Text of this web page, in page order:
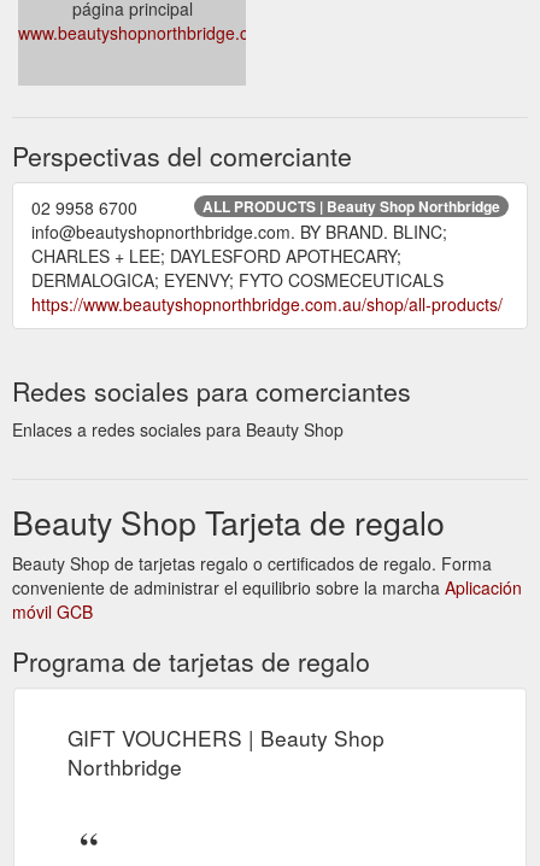
página principal
www.beautyshopnorthbridge.com.au
Perspectivas del comerciante
ALL PRODUCTS | Beauty Shop Northbridge
02 9958 6700
info@beautyshopnorthbridge.com. BY BRAND. BLINC;
CHARLES + LEE; DAYLESFORD APOTHECARY;
DERMALOGICA; EYENVY; FYTO COSMECEUTICALS
https://www.beautyshopnorthbridge.com.au/shop/all-products/
Redes sociales para comerciantes
Enlaces a redes sociales para Beauty Shop
Beauty Shop Tarjeta de regalo
Beauty Shop de tarjetas regalo o certificados de regalo. Forma
conveniente de administrar el equilibrio sobre la marcha Aplicación
móvil GCB
Programa de tarjetas de regalo
GIFT VOUCHERS | Beauty Shop
Northbridge